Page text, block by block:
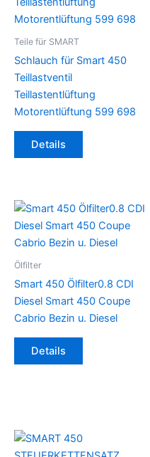
Teile für SMART
Schlauch für Smart 450
Teillastventil
Teillastentlüftung
Motorentlüftung 599 698
Details
Ölfilter
Smart 450 Ölfilter0.8 CDI
Diesel Smart 450 Coupe
Cabrio Bezin u. Diesel
Details